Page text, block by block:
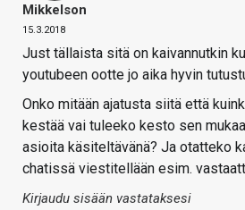
Mikkelson
15.3.2018
Just tällaista sitä on kaivannutkin
youtubeen ootte jo aika hyvin
Onko mitään ajatusta siitä että
kestää vai tuleeko kesto sen
asioita käsiteltävänä? Ja otatteko
chatissä viestitellään esim.
Kirjaudu sisään vastataksesi